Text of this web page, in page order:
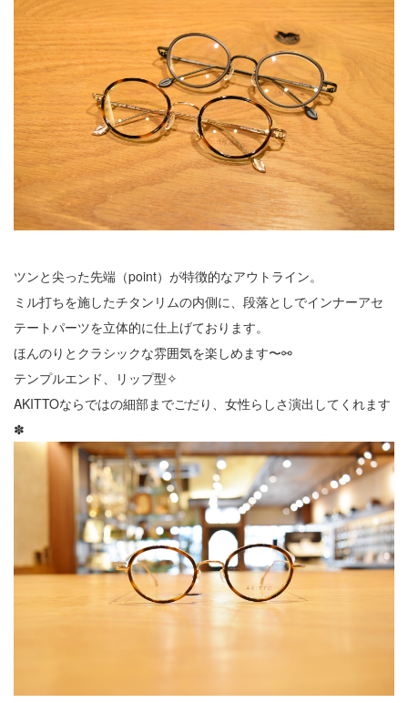
ツンと尖った先端（point）が特徴的なアウトライン。
ミル打ちを施したチタンリムの内側に、段落としでインナーアセ
テートパーツを立体的に仕上げております。
ほんのりとクラシックな雰囲気を楽しめます〜⚯
テンプルエンド、リップ型✧
AKITTOならではの細部までごだり、女性らしさ演出してくれます
✽